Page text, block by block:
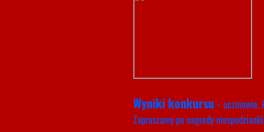
Wyniki konkursu - uczniowie,
Zapraszamy po nagrody